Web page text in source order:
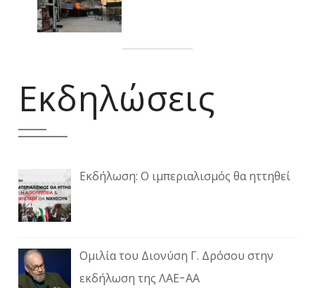
Εκδηλώσεις
Εκδήλωση: Ο ιμπεριαλισμός θα ηττηθεί
Ομιλία του Διονύση Γ. Δρόσου στην
εκδήλωση της ΛΑΕ-ΑΑ